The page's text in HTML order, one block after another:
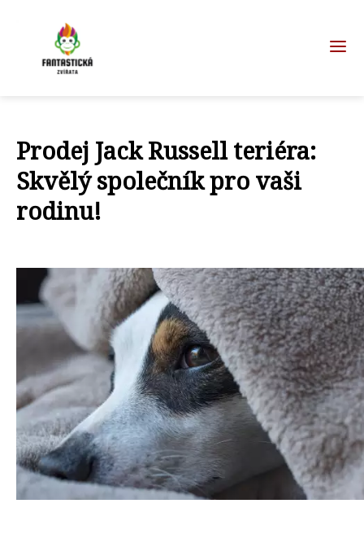
Prodej Jack Russell teriéra:
Skvělý společník pro vaši
rodinu!